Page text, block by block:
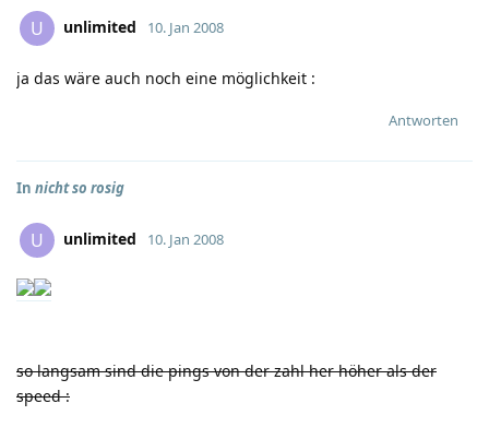
U unlimited 10. Jan 2008
ja das wäre auch noch eine möglichkeit :
Antworten
In nicht so rosig
U unlimited 10. Jan 2008
so langsam sind die pings von der zahl her höher als der
speed: